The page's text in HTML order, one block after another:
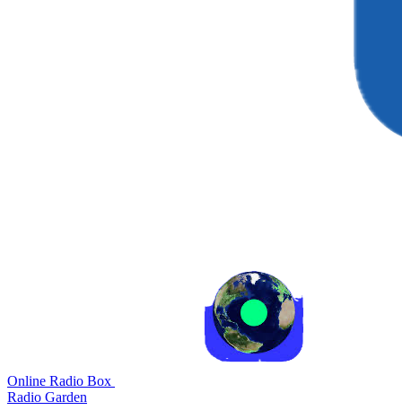
Online Radio Box
Radio Garden